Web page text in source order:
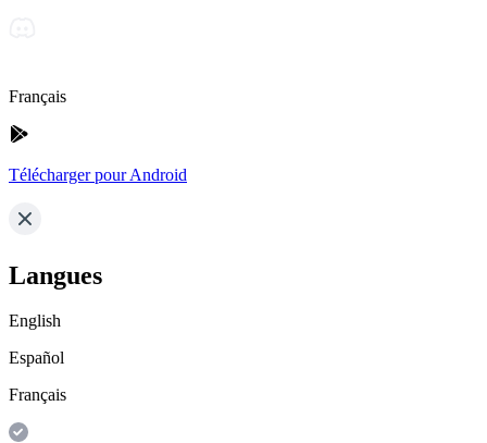
Français
Télécharger pour Android
Langues
English
Español
Français